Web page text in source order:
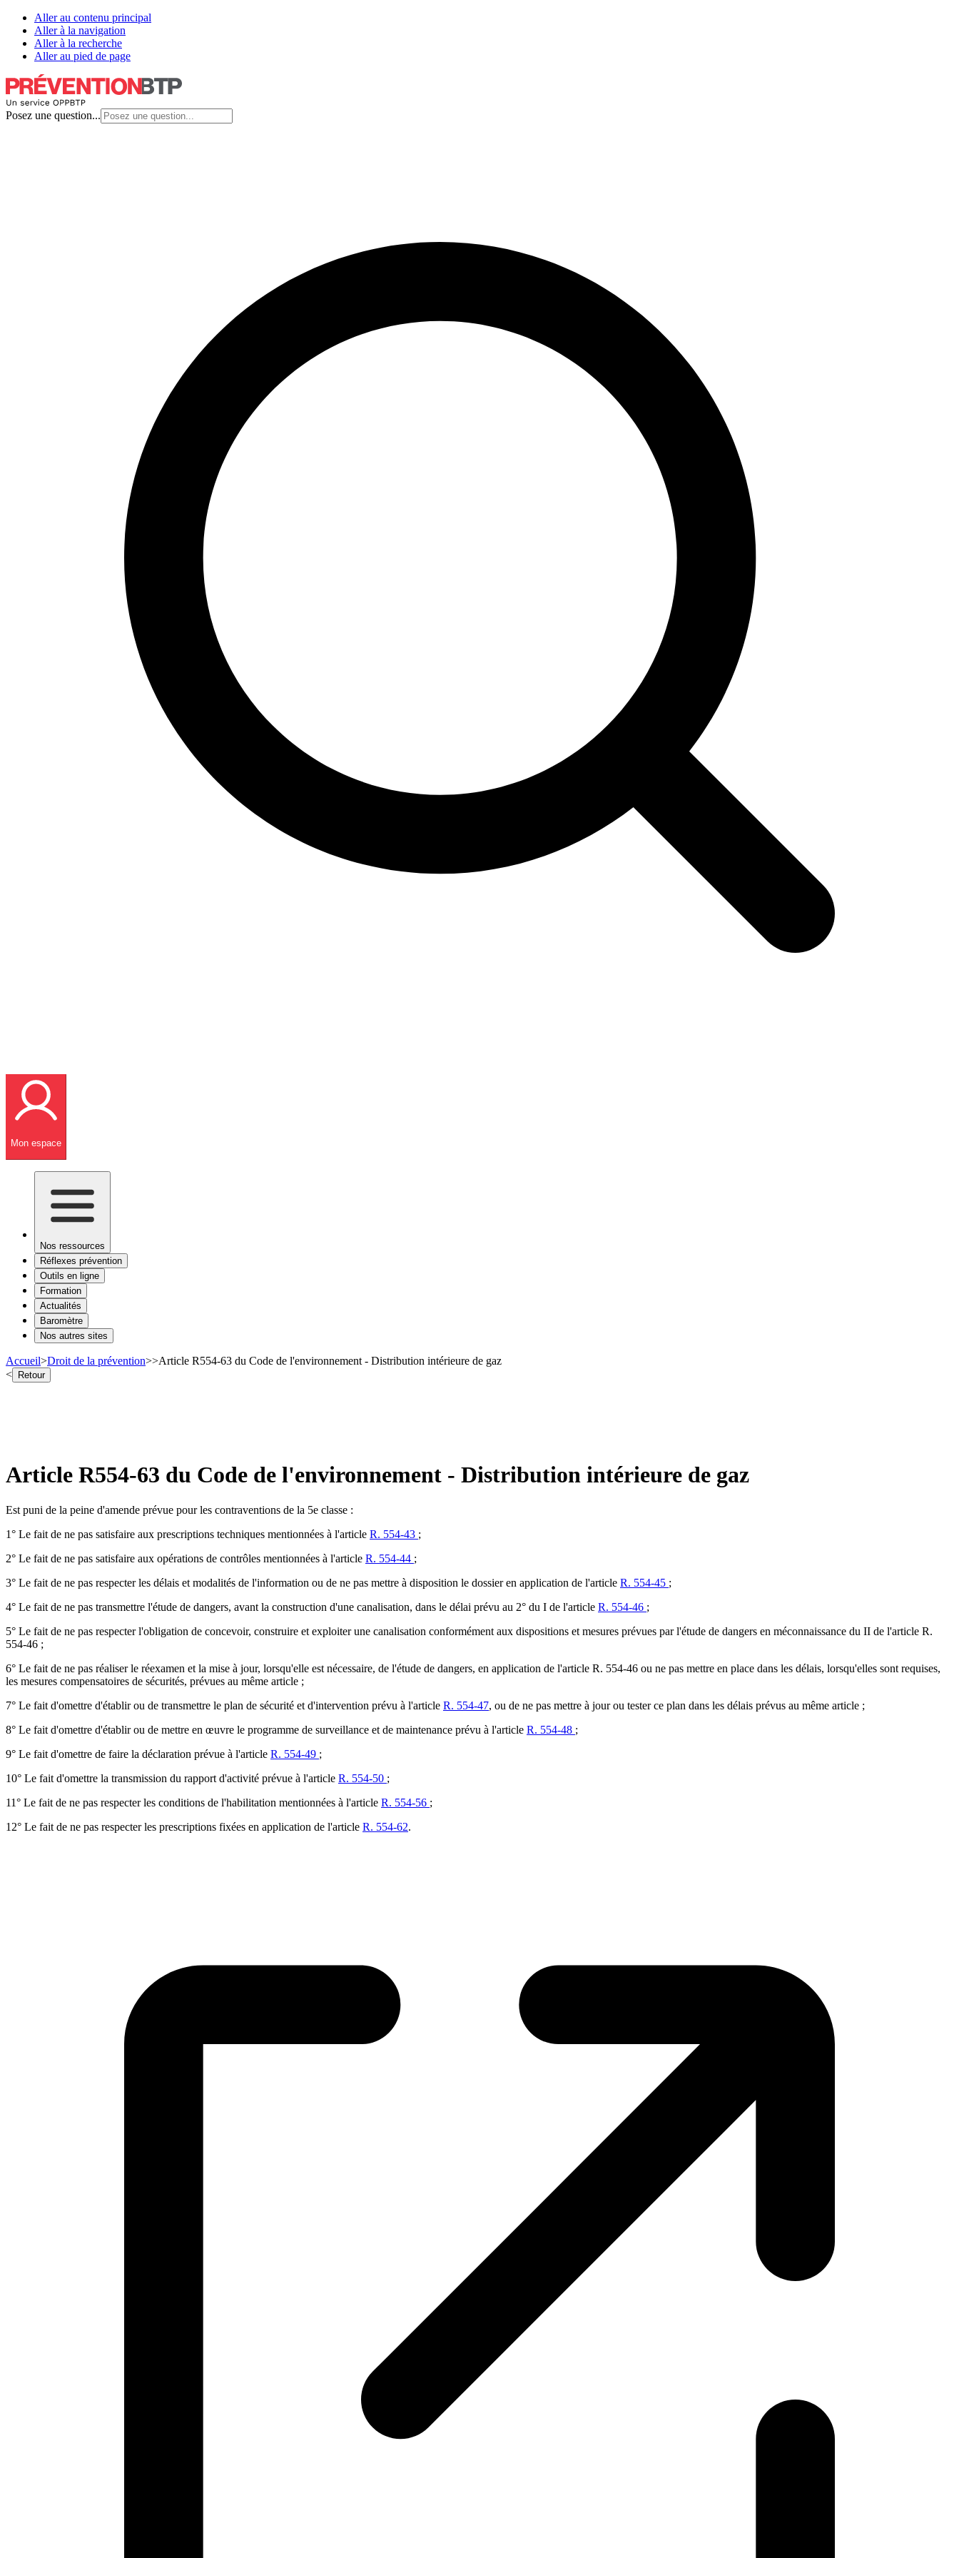
Aller au contenu principal
Aller à la navigation
Aller à la recherche
Aller au pied de page
Posez une question...
Mon espace
Nos ressources
Réflexes prévention
Outils en ligne
Formation
Actualités
Baromètre
Nos autres sites
Accueil>Droit de la prévention>>Article R554-63 du Code de l'environnement - Distribution intérieure de gaz
< Retour
Article R554-63 du Code de l'environnement - Distribution intérieure de gaz
Est puni de la peine d'amende prévue pour les contraventions de la 5e classe :
1° Le fait de ne pas satisfaire aux prescriptions techniques mentionnées à l'article R. 554-43 ;
2° Le fait de ne pas satisfaire aux opérations de contrôles mentionnées à l'article R. 554-44 ;
3° Le fait de ne pas respecter les délais et modalités de l'information ou de ne pas mettre à disposition le dossier en application de l'article R. 554-45 ;
4° Le fait de ne pas transmettre l'étude de dangers, avant la construction d'une canalisation, dans le délai prévu au 2° du I de l'article R. 554-46 ;
5° Le fait de ne pas respecter l'obligation de concevoir, construire et exploiter une canalisation conformément aux dispositions et mesures prévues par l'étude de dangers en méconnaissance du II de l'article R.
554-46 ;
6° Le fait de ne pas réaliser le réexamen et la mise à jour, lorsqu'elle est nécessaire, de l'étude de dangers, en application de l'article R. 554-46 ou ne pas mettre en place dans les délais, lorsqu'elles sont requises,
les mesures compensatoires de sécurités, prévues au même article ;
7° Le fait d'omettre d'établir ou de transmettre le plan de sécurité et d'intervention prévu à l'article R. 554-47, ou de ne pas mettre à jour ou tester ce plan dans les délais prévus au même article ;
8° Le fait d'omettre d'établir ou de mettre en œuvre le programme de surveillance et de maintenance prévu à l'article R. 554-48 ;
9° Le fait d'omettre de faire la déclaration prévue à l'article R. 554-49 ;
10° Le fait d'omettre la transmission du rapport d'activité prévue à l'article R. 554-50 ;
11° Le fait de ne pas respecter les conditions de l'habilitation mentionnées à l'article R. 554-56 ;
12° Le fait de ne pas respecter les prescriptions fixées en application de l'article R. 554-62.